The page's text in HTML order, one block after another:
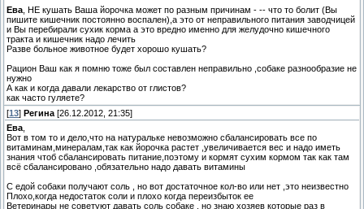
Ева , НЕ кушать Ваша йорочка может по разным причинам - -- что то болит (Вы
пишите кишечник постоянно воспален),а это от неправильного питания заводчицей
и Вы перебирали сухик корма а это вредно именно для желудочно кишечного
тракта и кишечник надо лечить
Разве больное животное будет хорошо кушать?
Рацион Ваш как я помню тоже был составлен неправильно ,собаке разнообразие не
нужно
А как и когда давали лекарство от глистов?
как часто гуляете?
[13] Регина [26.12.2012, 21:35]
Ева
Вот в том то и дело,что на натуральке невозможно сбалансировать все по
витаминам,минералам,так как йорочка растет ,увеличивается вес и надо иметь
знания чтоб сбалансировать питание,поэтому и кормят сухим кормом так как там
всё сбалансировано ,обязательно надо давать витамины
С едой собаки получают соль , но вот достаточное кол-во или нет ,это неизвестно
Плохо,когда недостаток соли и плохо когда переизбыток ее
Ветеринары не советуют давать соль собаке , но знаю хозяев которые раз в